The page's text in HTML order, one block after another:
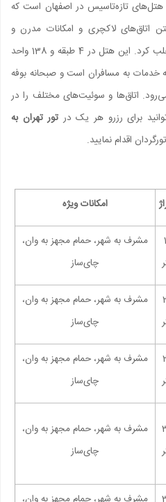
هتل‌های تازه‌تاسیس در اصفهان است که
داشتن اتاق‌های لاکچری و امکانات مدرن و
پیشرفته، نظر گردشگران را به خود جلب کرد. این هتل در 4 طبقه و 138 واحد
خدمات به مسافران است و صبحانه بوفه
اتاق‌ها و سوئیت‌های مختلف را در
برای رزرو هر یک در تور تهران به
اقدام نمایید.
امکانات ویژه
مشرف به شهر، حمام مجهز به وان،
چای‌ساز
مشرف به شهر، حمام مجهز به وان،
چای‌ساز
مشرف به شهر، حمام مجهز به وان،
چای‌ساز
مشرف به شهر، حمام مجهز به وان،
چای‌ساز